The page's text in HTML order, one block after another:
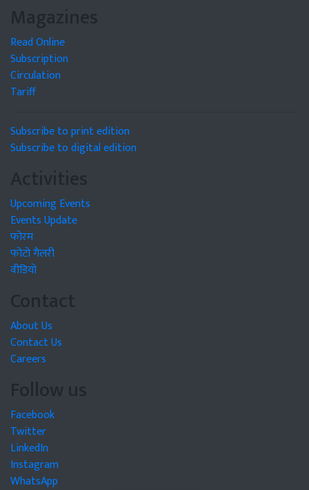
Magazines
Read Online
Subscription
Circulation
Tariff
Subscribe to print edition
Subscribe to digital edition
Activities
Upcoming Events
Events Update
फोरम
फोटो गैलरी
वीडियो
Contact
About Us
Contact Us
Careers
Follow us
Facebook
Twitter
LinkedIn
Instagram
WhatsApp